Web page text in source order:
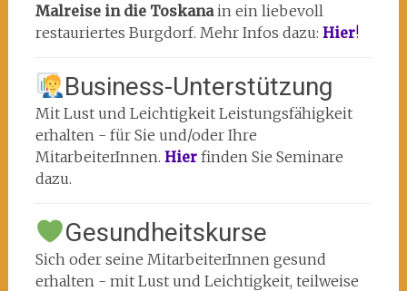
Malreise in die Toskanain ein liebevoll
restauriertes Burgdorf. Mehr Infos dazu: Hier!
Business-Unterstützung
Mit Lust und Leichtigkeit Leistungsfähigkeit
erhalten - für Sie und/oder Ihre
MitarbeiterInnen. Hier finden Sie Seminare
dazu.
Gesundheitskurse
Sich oder seine MitarbeiterInnen gesund
erhalten - mit Lust und Leichtigkeit, teilweise